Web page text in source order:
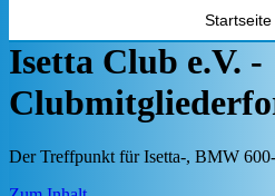
Startseite
Isetta Club e.V. -
Der Treffpunkt für Isetta-, BMW